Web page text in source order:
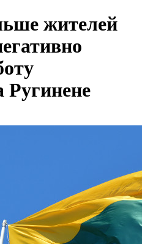
жителей
Ругинене